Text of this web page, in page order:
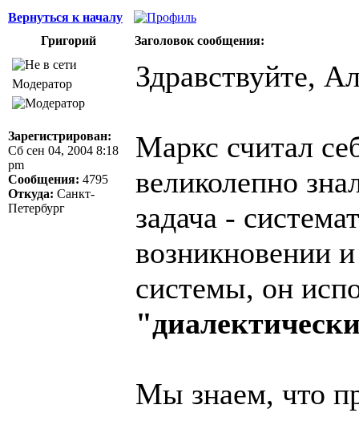
Вернуться к началу
Григорий
Заголовок сообщения:
Модератор
Зарегистрирован:
Сб сен 04, 2004 8:18
pm
Сообщения: 4795
Откуда: Санкт-
Петербург
Здравствуйте,
Маркс считал
великолепно
задача -
возникновении
системы, он
Мы знаем, что